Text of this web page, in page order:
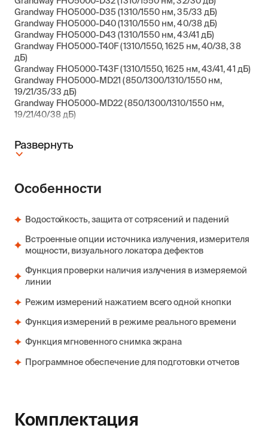
Grandway FHO5000-D35 (1310/1550 нм, 35/33 дБ)
Grandway FHO5000-D40 (1310/1550 нм, 40/38 дБ)
Grandway FHO5000-D43 (1310/1550 нм, 43/41 дБ)
Grandway FHO5000-T40F (1310/1550, 1625 нм, 40/38, 38
дБ)
Grandway FHO5000-T43F (1310/1550, 1625 нм, 43/41, 41 дБ)
Grandway FHO5000-MD21 (850/1300/1310/1550 нм,
19/21/35/33 дБ)
Grandway FHO5000-MD22 (850/1300/1310/1550 нм,
19/21/40/38 дБ)
Развернуть
Особенности
Водостойкость, защита от сотрясений и падений
Встроенные опции источника излучения, измерителя
мощности, визуального локатора дефектов
Функция проверки наличия излучения в измеряемой
линии
Режим измерений нажатием всего одной кнопки
Функция измерений в режиме реального времени
Функция мгновенного снимка экрана
Программное обеспечение для подготовки отчетов
Комплектация